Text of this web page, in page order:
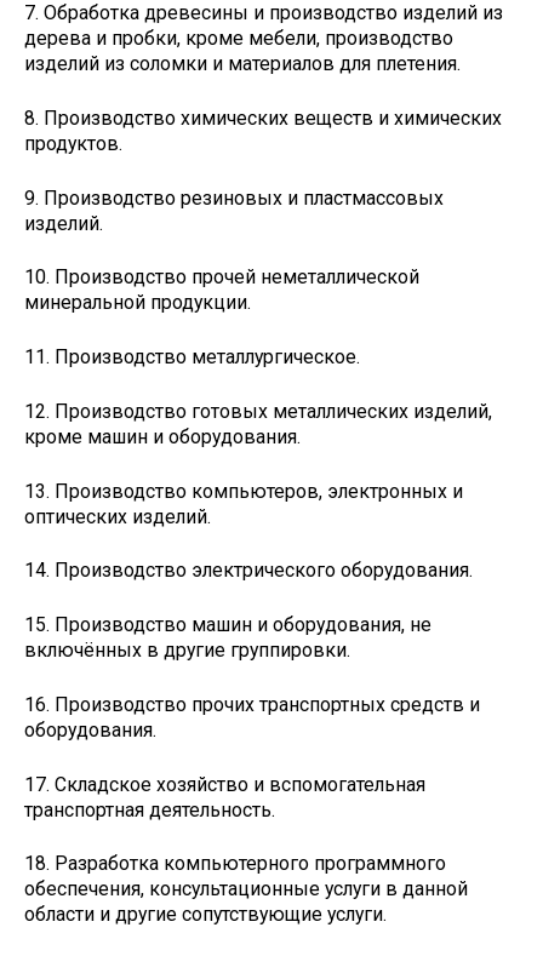
7. Обработка древесины и производство изделий из
дерева и пробки, кроме мебели, производство
изделий из соломки и материалов для плетения.
8. Производство химических веществ и химических
продуктов.
9. Производство резиновых и пластмассовых
изделий.
10. Производство прочей неметаллической
минеральной продукции.
11. Производство металлургическое.
12. Производство готовых металлических изделий,
кроме машин и оборудования.
13. Производство компьютеров, электронных и
оптических изделий.
14. Производство электрического оборудования.
15. Производство машин и оборудования, не
включённых в другие группировки.
16. Производство прочих транспортных средств и
оборудования.
17. Складское хозяйство и вспомогательная
транспортная деятельность.
18. Разработка компьютерного программного
обеспечения, консультационные услуги в данной
области и другие сопутствующие услуги.